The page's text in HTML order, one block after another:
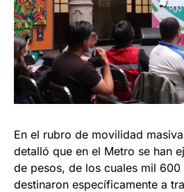
En el rubro de movilidad
detalló que en el Metro se han
de pesos, de los cuales mil 600
destinaron específicamente a